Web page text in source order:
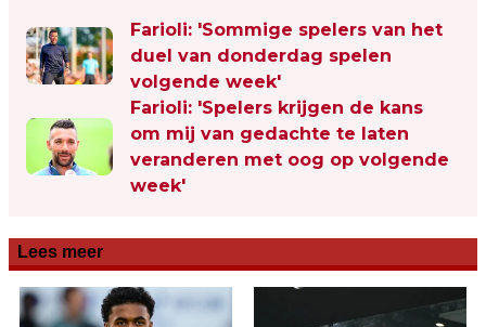
Farioli: 'Sommige spelers van het
duel van donderdag spelen
volgende week'
Farioli: 'Spelers krijgen de kans
om mij van gedachte te laten
veranderen met oog op volgende
week'